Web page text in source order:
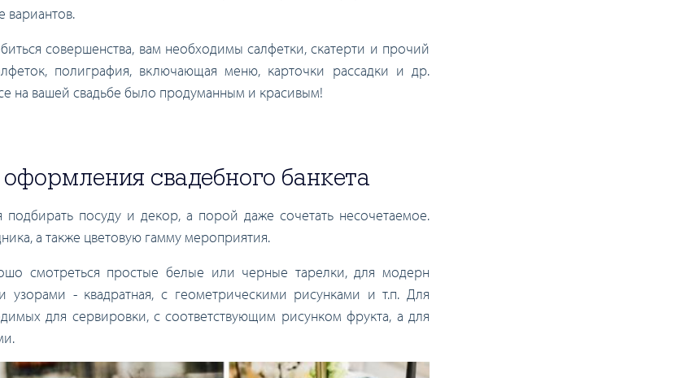
вариантов.
совершенства, вам необходимы салфетки, скатерти и прочий
полиграфия, включающая меню, карточки рассадки и др.
на вашей свадьбе было продуманным и красивым!
свадебного банкета
подбирать посуду и декор, а порой даже сочетать несочетаемое.
а также цветовую гамму мероприятия.
смотреться простые белые или черные тарелки, для модерн
- квадратная, с геометрическими рисунками и т.п. Для
для сервировки, с соответствующим рисунком фрукта, а для